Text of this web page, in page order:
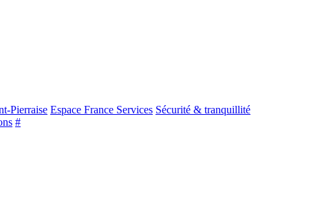
Pierraise Espace France Services Sécurité & tranquillité
#